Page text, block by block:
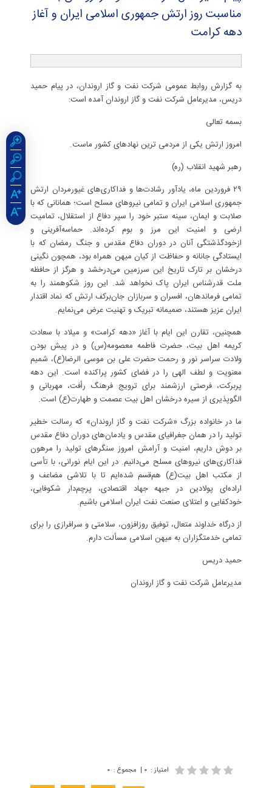
مناسبت روز ارتش جمهوری اسلامی ایران و آغاز
دهه كرامت
به گزارش روابط عمومی شرکت نفت و گاز اروندان، در پیام حمید
دریس، مدیرعامل شرکت نفت و گاز اروندان آمده است:
بسمه تعالی
امروز ارتش یکی از مردمی ترین نهادهای کشور ماست.
رهبر شهید انقلاب (ره)
۲۹ فروردین ماه، یادآور رشادت‌ها و فداکاری‌های غیورمردان ارتش
جمهوری اسلامی ایران و تمامی نیروهای مسلح است؛ همانانی که با
صلابت و ایمان، سینه ستبر خود را سپر دفاع از استقلال، تمامیت
ارضی و امنیت این مرز و بوم کرده‌اند. حماسه‌آفرینی‌ و
ازخودگذشتگی‌ آنان در دوران دفاع مقدس و جنگ رمضان که با
ایستادگی جانانه و حفاظت از کیان میهن همراه بود، همچون نگینی
درخشان بر تارک تاریخ این سرزمین می‌درخشد و هرگز از حافظه
ملت قدرشناس ایران پاک نخواهد شد. این روز شکوهمند را به
تمامی فرماندهان، افسران و سربازان جان‌برکف ارتش که نماد اقتدار
ایران عزیز هستند، صمیمانه تبریک و تهنیت عرض می‌نمایم.
همچنین، تقارن این ایام با آغاز «دهه کرامت» و میلاد با سعادت
کریمه اهل بیت، حضرت فاطمه معصومه(س) و در پیش بودن
ولادت سراسر نور و رحمت حضرت علی بن موسی الرضا(ع)، شمیم
معنویت و لطف الهی را در فضای کشور پراکنده است. این دهه
پربرکت، فرصتی ارزشمند برای ترویج فرهنگ رأفت، مهربانی و
الگوپذیری از سیره درخشان اهل بیت عصمت و طهارت(ع) است.
ما در خانواده بزرگ «شرکت نفت و گاز اروندان» که رسالت خطیر
تولید را در همان جغرافیای مقدس و یادمان‌های دوران دفاع مقدس
بر دوش داریم، امنیت و آرامش امروز سنگرهای تولید را مرهون
فداکاری‌های نیروهای مسلح می‌دانیم. در این ایام نورانی، با تأسی
از مکتب اهل بیت(ع) هم‌قسم شده‌ایم تا با تلاشی مضاعف و
اراده‌ای پولادین در جبهه جهاد اقتصادی، پرچم‌دار شکوفایی،
خودکفایی و اعتلای صنعت نفت ایران اسلامی باشیم.
از درگاه خداوند متعال، توفیق روزافزون، سلامتی و سرافرازی را برای
تمامی خدمتگزاران به میهن اسلامی مسألت دارم.
حمید دریس
مدیرعامل شرکت نفت و گاز اروندان
امتیاز: ۰ | مجموع : ۰